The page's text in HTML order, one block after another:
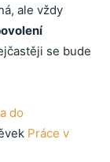
ale vždy
se bude
do
Práce v